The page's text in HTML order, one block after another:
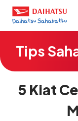
Tips
5 Kiat